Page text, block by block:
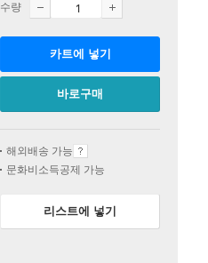
수량
카트에 넣기
바로구매
해외배송 가능
문화비소득공제 가능
리스트에 넣기